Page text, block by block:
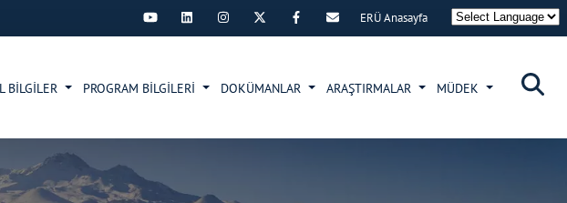
×
ERÜ Anasayfa
BİLGİLER PROGRAM BİLGİLERİ DOKÜMANLAR ARAŞTIRMALAR MÜDEK